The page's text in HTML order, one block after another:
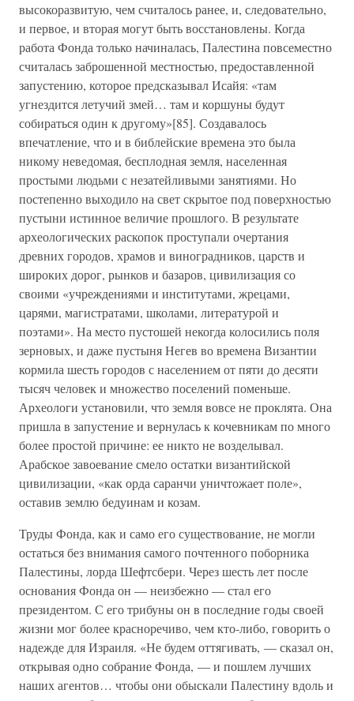
высокоразвитую, чем считалось ранее, и, следовательно,
и первое, и вторая могут быть восстановлены. Когда
работа Фонда только начиналась, Палестина повсеместно
считалась заброшенной местностью, предоставленной
запустению, которое предсказывал Исайя: «там
угнездится летучий змей… там и коршуны будут
собираться один к другому»[85]. Создавалось
впечатление, что и в библейские времена это была
никому неведомая, бесплодная земля, населенная
простыми людьми с незатейливыми занятиями. Но
постепенно выходило на свет скрытое под поверхностью
пустыни истинное величие прошлого. В результате
археологических раскопок проступали очертания
древних городов, храмов и виноградников, царств и
широких дорог, рынков и базаров, цивилизация со
своими «учреждениями и институтами, жрецами,
царями, магистратами, школами, литературой и
поэтами». На место пустошей некогда колосились поля
зерновых, и даже пустыня Негев во времена Византии
кормила шесть городов с населением от пяти до десяти
тысяч человек и множество поселений поменьше.
Археологи установили, что земля вовсе не проклята. Она
пришла в запустение и вернулась к кочевникам по много
более простой причине: ее никто не возделывал.
Арабское завоевание смело остатки византийской
цивилизации, «как орда саранчи уничтожает поле»,
оставив землю бедуинам и козам.
Труды Фонда, как и само его существование, не могли
остаться без внимания самого почтенного поборника
Палестины, лорда Шефтсбери. Через шесть лет после
основания Фонда он — неизбежно — стал его
президентом. С его трибуны он в последние годы своей
жизни мог более красноречиво, чем кто-либо, говорить о
надежде для Израиля. «Не будем оттягивать, — сказал он,
открывая одно собрание Фонда, — и пошлем лучших
наших агентов… чтобы они обыскали Палестину вдоль и